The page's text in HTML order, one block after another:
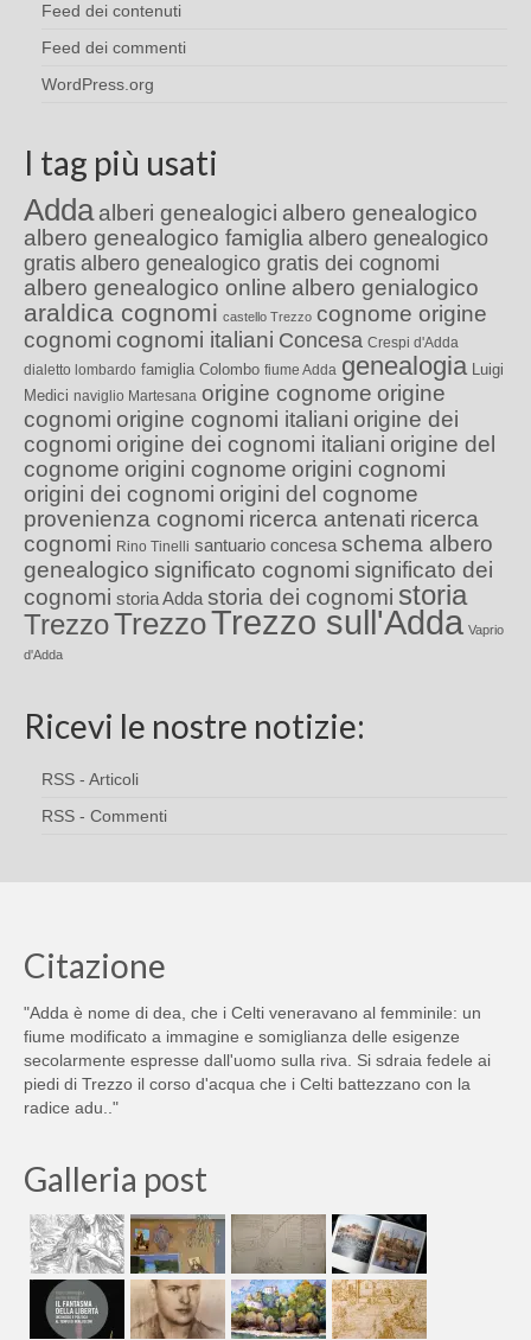
Feed dei contenuti
Feed dei commenti
WordPress.org
I tag più usati
Adda alberi genealogici albero genealogico
albero genealogico famiglia albero genealogico
gratis albero genealogico gratis dei cognomi
albero genealogico online albero genialogico
araldica cognomi castello Trezzo cognome origine
cognomi cognomi italiani Concesa Crespi d'Adda
dialetto lombardo famiglia Colombo fiume Adda genealogia Luigi
Medici naviglio Martesana origine cognome origine
cognomi origine cognomi italiani origine dei
cognomi origine dei cognomi italiani origine del
cognome origini cognome origini cognomi
origini dei cognomi origini del cognome
provenienza cognomi ricerca antenati ricerca
cognomi Rino Tinelli santuario concesa schema albero
genealogico significato cognomi significato dei
cognomi storia Adda storia dei cognomi storia
TrezzoTrezzoTrezzo sull'Adda Vaprio
d'Adda
Ricevi le nostre notizie:
RSS - Articoli
RSS - Commenti
Citazione
"Adda è nome di dea, che i Celti veneravano al femminile: un
fiume modificato a immagine e somiglianza delle esigenze
secolarmente espresse dall'uomo sulla riva. Si sdraia fedele ai
piedi di Trezzo il corso d'acqua che i Celti battezzano con la
radice adu.."
Galleria post